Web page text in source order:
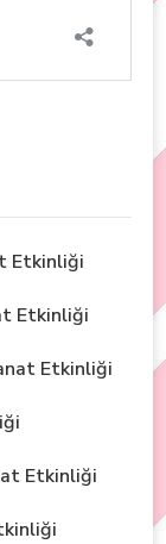
Etkinliği
Etkinliği
Etkinliği
Etkinliği